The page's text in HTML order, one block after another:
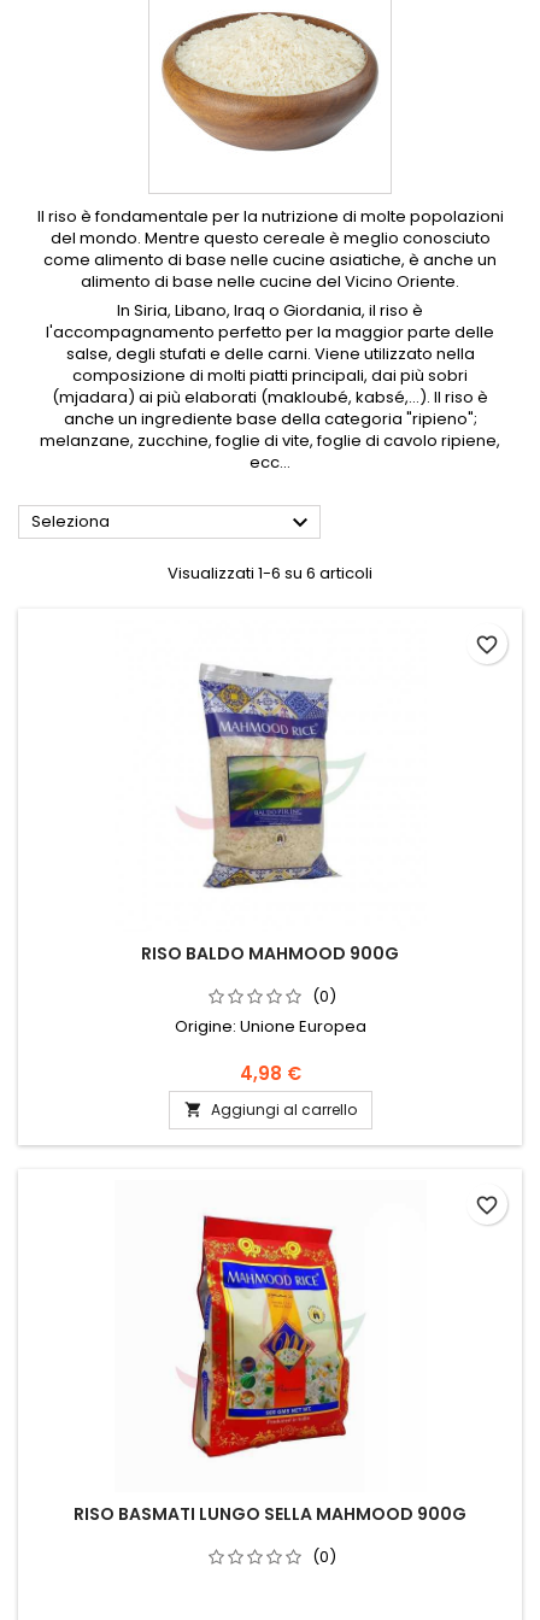
Il riso è fondamentale per la nutrizione di molte popolazioni
del mondo. Mentre questo cereale è meglio conosciuto
come alimento di base nelle cucine asiatiche, è anche un
alimento di base nelle cucine del Vicino Oriente.
In Siria, Libano, Iraq o Giordania, il riso è
l'accompagnamento perfetto per la maggior parte delle
salse, degli stufati e delle carni. Viene utilizzato nella
composizione di molti piatti principali, dai più sobri
(mjadara) ai più elaborati (makloubé, kabsé,...). Il riso è
anche un ingrediente base della categoria "ripieno";
melanzane, zucchine, foglie di vite, foglie di cavolo ripiene,
ecc...
Seleziona 
Visualizzati 1-6 su 6 articoli
RISO BALDO MAHMOOD 900G
(0)
Origine: Unione Europea
4,98 €
 Aggiungi al carrello
favorite_border
RISO BASMATI LUNGO SELLA MAHMOOD 900G
(0)
favorite_border